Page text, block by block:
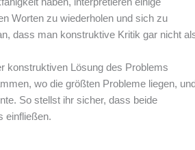
Worten zu wiederholen und sich zu
dass man konstruktive Kritik gar nicht
konstruktiven Lösung des Problems
wo die größten Probleme liegen,
So stellst ihr sicher, dass beide
einfließen.